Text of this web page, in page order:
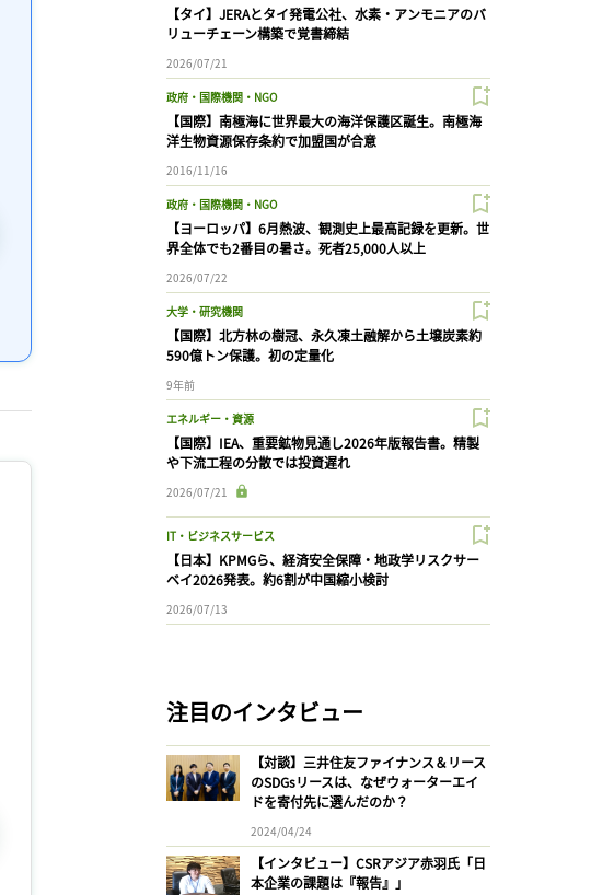
【タイ】JERAとタイ発電公社、水素・アンモニアのバ
リューチェーン構築で覚書締結
2026/07/21
政府・国際機関・NGO
【国際】南極海に世界最大の海洋保護区誕生。南極海
洋生物資源保存条約で加盟国が合意
2016/11/16
政府・国際機関・NGO
【ヨーロッパ】6月熱波、観測史上最高記録を更新。世
界全体でも2番目の暑さ。死者25,000人以上
2026/07/22
大学・研究機関
【国際】北方林の樹冠、永久凍土融解から土壌炭素約
590億トン保護。初の定量化
9年前
エネルギー・資源
【国際】IEA、重要鉱物見通し2026年版報告書。精製
や下流工程の分散では投資遅れ
2026/07/21
IT・ビジネスサービス
【日本】KPMGら、経済安全保障・地政学リスクサー
ベイ2026発表。約6割が中国縮小検討
2026/07/13
注目のインタビュー
【対談】三井住友ファイナンス＆リース
のSDGsリースは、なぜウォーターエイ
ドを寄付先に選んだのか？
2024/04/24
【インタビュー】CSRアジア赤羽氏「日
本企業の課題は『報告』」